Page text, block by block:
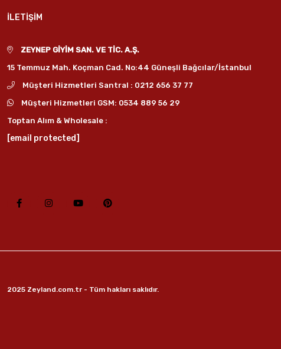
İLETİŞİM
ZEYNEP GİYİM SAN. VE TİC. A.Ş.
15 Temmuz Mah. Koçman Cad. No:44 Güneşli Bağcılar/İstanbul
Müşteri Hizmetleri Santral : 0212 656 37 77
Müşteri Hizmetleri GSM: 0534 889 56 29
Toptan Alım & Wholesale :
[email protected]
2025 Zeyland.com.tr - Tüm hakları saklıdır.